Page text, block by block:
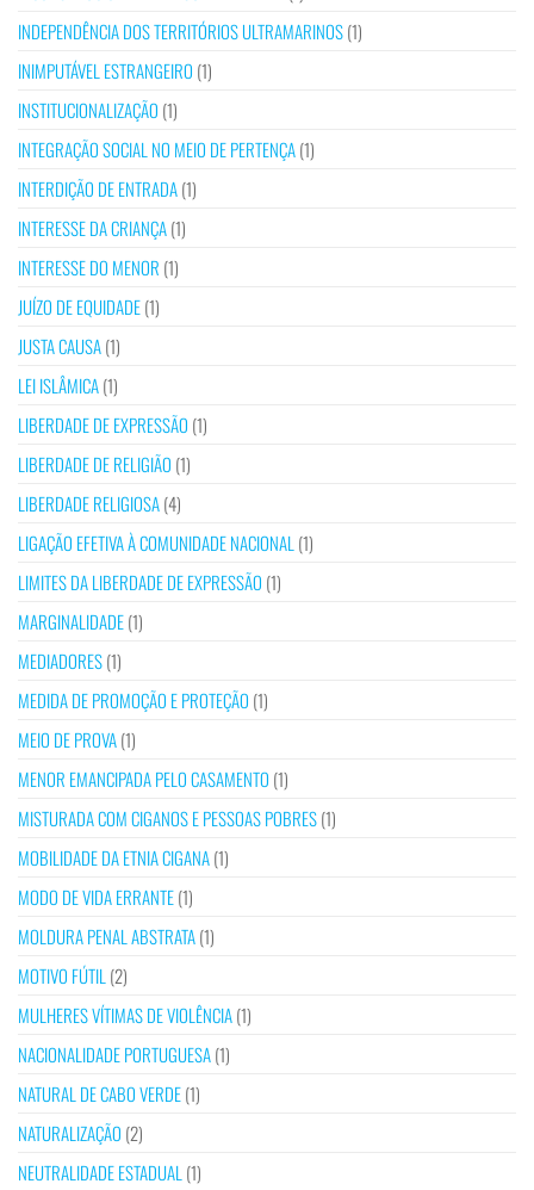
INDEPENDÊNCIA DOS TERRITÓRIOS ULTRAMARINOS(1)
INIMPUTÁVEL ESTRANGEIRO (1)
INSTITUCIONALIZAÇÃO (1)
INTEGRAÇÃO SOCIAL NO MEIO DE PERTENÇA(1)
INTERDIÇÃO DE ENTRADA(1)
INTERESSE DA CRIANÇA(1)
INTERESSE DO MENOR (1)
JUÍZO DE EQUIDADE(1)
JUSTA CAUSA(1)
LEI ISLÂMICA(1)
LIBERDADE DE EXPRESSÃO (1)
LIBERDADE DE RELIGIÃO (1)
LIBERDADE RELIGIOSA(4)
LIGAÇÃO EFETIVA À COMUNIDADE NACIONAL (1)
LIMITES DA LIBERDADE DE EXPRESSÃO (1)
MARGINALIDADE(1)
MEDIADORES(1)
MEDIDA DE PROMOÇÃO E PROTEÇÃO (1)
MEIO DE PROVA(1)
MENOR EMANCIPADA PELO CASAMENTO (1)
MISTURADA COM CIGANOS E PESSOAS POBRES(1)
MOBILIDADE DA ETNIA CIGANA(1)
MODO DE VIDA ERRANTE(1)
MOLDURA PENAL ABSTRATA(1)
MOTIVO FÚTIL (2)
MULHERES VÍTIMAS DE VIOLÊNCIA(1)
NACIONALIDADE PORTUGUESA(1)
NATURAL DE CABO VERDE(1)
NATURALIZAÇÃO (2)
NEUTRALIDADE ESTADUAL (1)